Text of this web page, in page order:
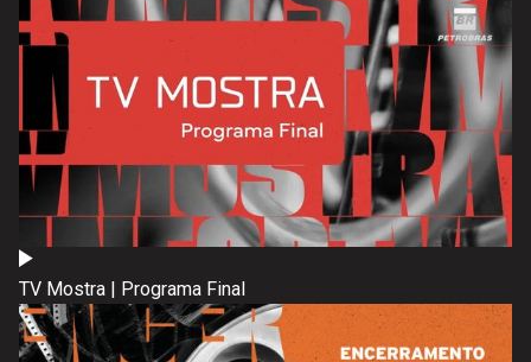
TV Mostra | Programa Final